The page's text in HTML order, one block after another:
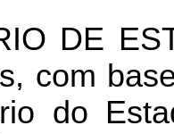
DE
com
do